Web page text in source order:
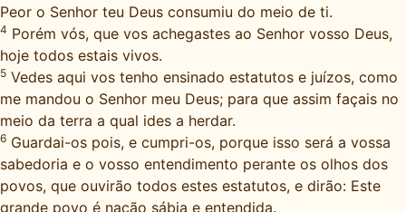
Peor o Senhor teu Deus consumiu do meio de ti.
4 Porém vós, que vos achegastes ao Senhor vosso Deus,
hoje todos estais vivos.
5 Vedes aqui vos tenho ensinado estatutos e juízos, como
me mandou o Senhor meu Deus; para que assim façais no
meio da terra a qual ides a herdar.
6 Guardai-os pois, e cumpri-os, porque isso será a vossa
sabedoria e o vosso entendimento perante os olhos dos
povos, que ouvirão todos estes estatutos, e dirão: Este
grande povo é nação sábia e entendida.